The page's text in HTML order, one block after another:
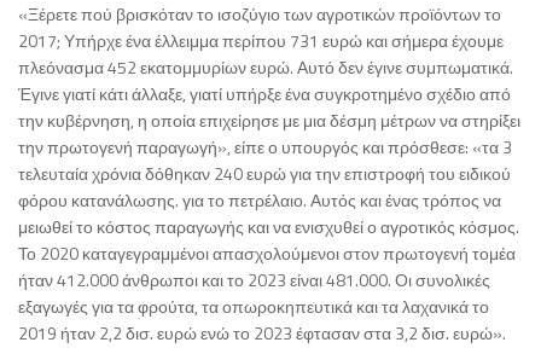
«Ξέρετε πού βρισκόταν το ισοζύγιο των αγροτικών προϊόντων το
2017; Υπήρχε ένα έλλειμμα περίπου 731 ευρώ και σήμερα έχουμε
πλεόνασμα 452 εκατομμυρίων ευρώ. Αυτό δεν έγινε συμπωματικά.
Έγινε γιατί κάτι άλλαξε, γιατί υπήρξε ένα συγκροτημένο σχέδιο από
την κυβέρνηση, η οποία επιχείρησε με μια δέσμη μέτρων να στηρίξει
την πρωτογενή παραγωγή», είπε ο υπουργός και πρόσθεσε: «τα 3
τελευταία χρόνια δόθηκαν 240 ευρώ για την επιστροφή του ειδικού
φόρου κατανάλωσης. για το πετρέλαιο. Αυτός και ένας τρόπος να
μειωθεί το κόστος παραγωγής και να ενισχυθεί ο αγροτικός κόσμος.
Το 2020 καταγεγραμμένοι απασχολούμενοι στον πρωτογενή τομέα
ήταν 412.000 άνθρωποι και το 2023 είναι 481.000. Οι συνολικές
εξαγωγές για τα φρούτα, τα οπωροκηπευτικά και τα λαχανικά το
2019 ήταν 2,2 δισ. ευρώ ενώ το 2023 έφτασαν στα 3,2 δισ. ευρώ».